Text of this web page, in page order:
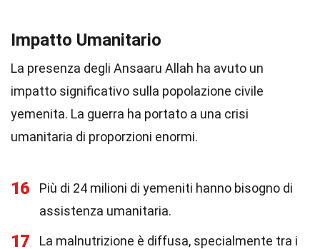
Impatto Umanitario
La presenza degli Ansaaru Allah ha avuto un
impatto significativo sulla popolazione civile
yemenita. La guerra ha portato a una crisi
umanitaria di proporzioni enormi.
16
Più di 24 milioni di yemeniti hanno bisogno di
assistenza umanitaria.
17
La malnutrizione è diffusa, specialmente tra i